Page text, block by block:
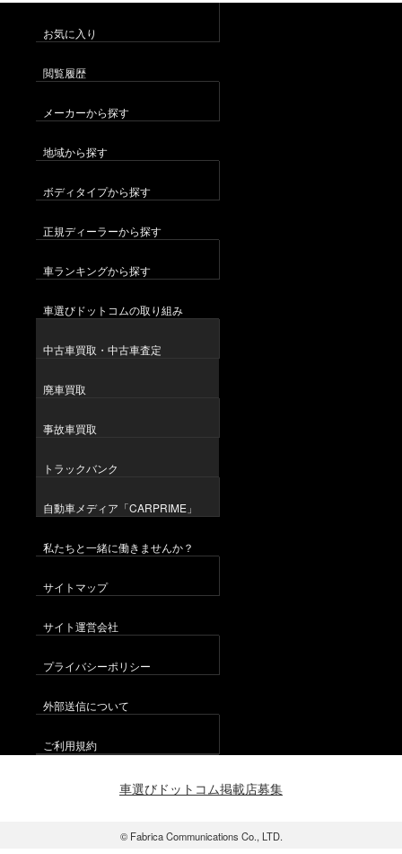
お気に入り
閲覧履歴
メーカーから探す
地域から探す
ボディタイプから探す
正規ディーラーから探す
車ランキングから探す
車選びドットコムの取り組み
中古車買取・中古車査定
廃車買取
事故車買取
トラックバンク
自動車メディア「CARPRIME」
私たちと一緒に働きませんか？
サイトマップ
サイト運営会社
プライバシーポリシー
外部送信について
ご利用規約
車選びドットコム掲載店募集
© Fabrica Communications Co., LTD.